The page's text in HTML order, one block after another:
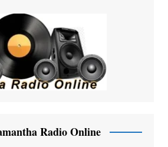
Radio Online